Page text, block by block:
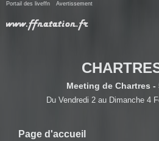
Portail des liveffn Avertissement
Meeting de Chartres -
Du Vendredi 2 au Dimanche 4
Page d'accueil